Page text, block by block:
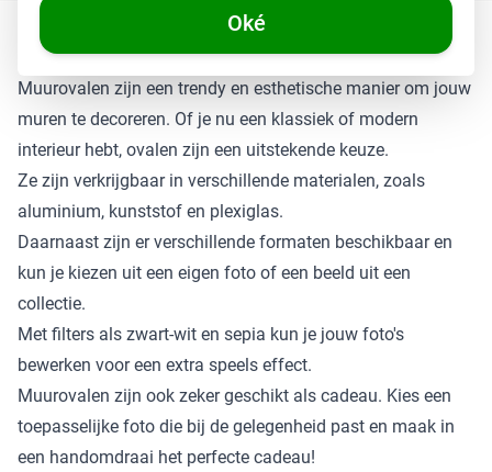
Oké
Muurovaal bestellen
Muurovalen zijn een trendy en esthetische manier om jouw
muren te decoreren. Of je nu een klassiek of modern
interieur hebt, ovalen zijn een uitstekende keuze.
Ze zijn verkrijgbaar in verschillende materialen, zoals
aluminium, kunststof en plexiglas.
Daarnaast zijn er verschillende formaten beschikbaar en
kun je kiezen uit een eigen foto of een beeld uit een
collectie.
Met filters als zwart-wit en sepia kun je jouw foto's
bewerken voor een extra speels effect.
Muurovalen zijn ook zeker geschikt als cadeau. Kies een
toepasselijke foto die bij de gelegenheid past en maak in
een handomdraai het perfecte cadeau!